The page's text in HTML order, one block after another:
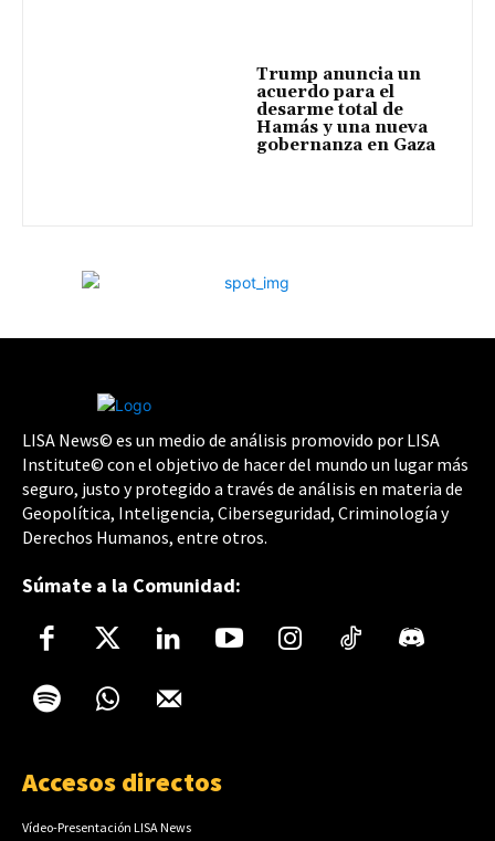
Trump anuncia un
acuerdo para el
desarme total de
Hamás y una nueva
gobernanza en Gaza
LISA News© es un medio de análisis promovido por LISA
Institute© con el objetivo de hacer del mundo un lugar más
seguro, justo y protegido a través de análisis en materia de
Geopolítica, Inteligencia, Ciberseguridad, Criminología y
Derechos Humanos, entre otros.
Súmate a la Comunidad:
Accesos directos
Vídeo-Presentación LISA News